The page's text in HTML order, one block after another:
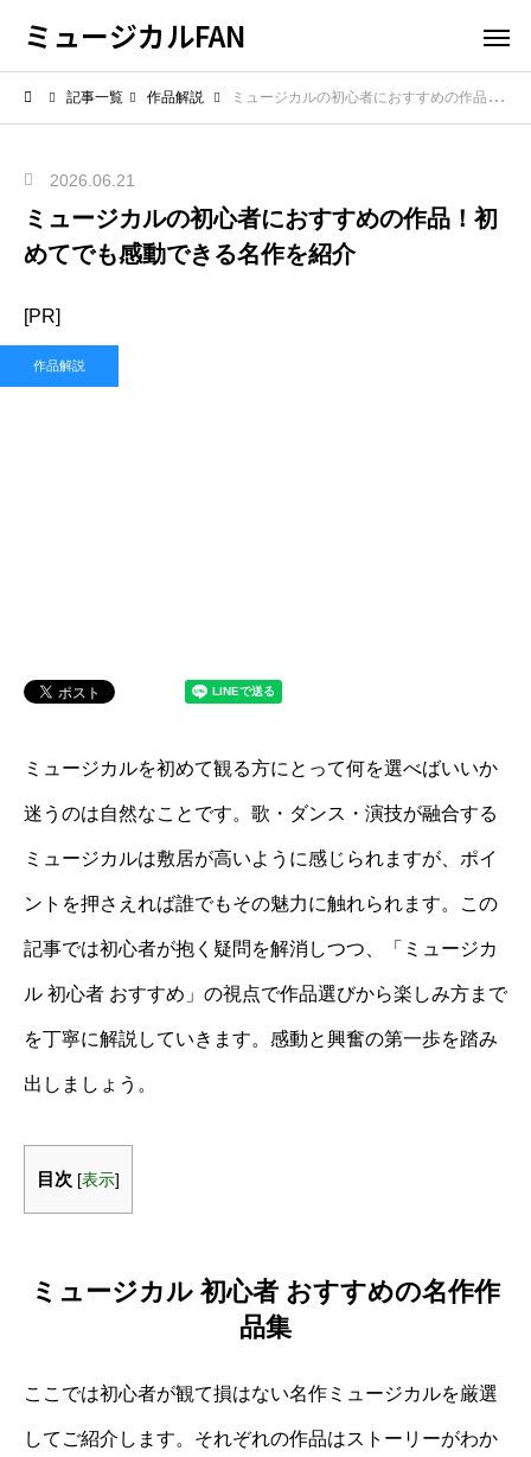
ミュージカルFAN
記事一覧 作品解説 ミュージカルの初心者におすすめの作品！初めてでも感動できる名作を紹介
2026.06.21
ミュージカルの初心者におすすめの作品！初
めてでも感動できる名作を紹介
[PR]
作品解説
ミュージカルを初めて観る方にとって何を選べばいいか
迷うのは自然なことです。歌・ダンス・演技が融合する
ミュージカルは敷居が高いように感じられますが、ポイ
ントを押さえれば誰でもその魅力に触れられます。この
記事では初心者が抱く疑問を解消しつつ、「ミュージカ
ル 初心者 おすすめ」の視点で作品選びから楽しみ方まで
を丁寧に解説していきます。感動と興奮の第一歩を踏み
出しましょう。
目次 [表示]
ミュージカル 初心者 おすすめの名作作
品集
ここでは初心者が観て損はない名作ミュージカルを厳選
してご紹介します。それぞれの作品はストーリーがわか